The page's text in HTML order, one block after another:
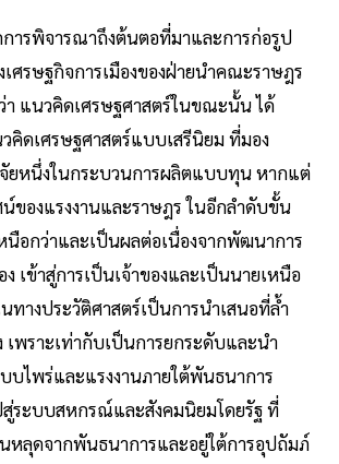
การพิจารณาถึงต้นตอที่มาและการก่อรูป
ศรษฐกิจการเมืองของฝ่ายนำคณะราษฎร
า แนวคิดเศรษฐศาสตร์ในขณะนั้น ได้
ดเศรษฐศาสตร์แบบเสรีนิยม ที่มอง
จัยหนึ่งในกระบวนการผลิตแบบทุน หากแต่
ของแรงงานและราษฎร ในอีกลำดับขั้น
อกว่าและเป็นผลต่อเนื่องจากพัฒนาการ
เข้าสู่การเป็นเจ้าของและเป็นนายเหนือ
ทางประวัติศาสตร์เป็นการนำเสนอที่ล้ำ
เพราะเท่ากับเป็นการยกระดับและนำ
บไพร่และแรงงานภายใต้พันธนาการ
สู่ระบบสหกรณ์และสังคมนิยมโดยรัฐ ที่
หลุดจากพันธนาการและอยู่ใต้การอุปถัมภ์